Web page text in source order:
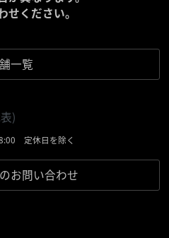
せください。
一覧
)
定休日を除く
お問い合わせ